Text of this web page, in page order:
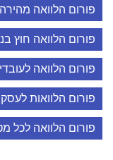
פורום הלוואה מהירה
פורום הלוואה חוץ
פורום הלוואה
פורום הלוואות
פורום הלוואה לכל